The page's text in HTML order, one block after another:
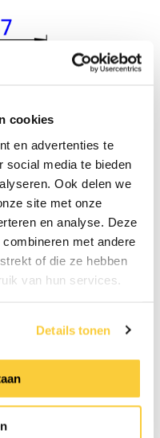
cookies
en advertenties te
social media te bieden
Ook delen we
site met onze
en analyse. Deze
met andere
of die ze hebben
van hun services.
Details tonen